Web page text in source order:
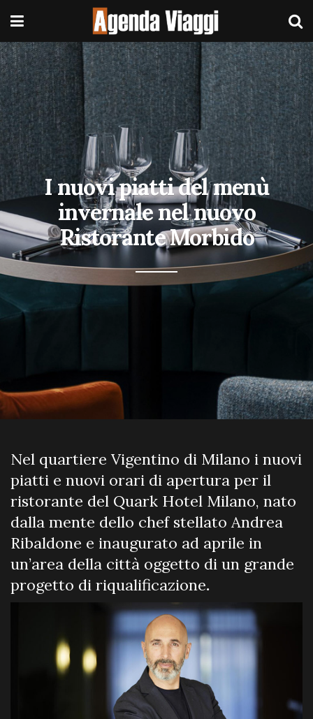
I nuovi piatti del menù
invernale nel nuovo
Ristorante Morbido
Nel quartiere Vigentino di Milano i nuovi
piatti e nuovi orari di apertura per il
ristorante del Quark Hotel Milano, nato
dalla mente dello chef stellato Andrea
Ribaldone e inaugurato ad aprile in
un’area della città oggetto di un grande
progetto di riqualificazione.